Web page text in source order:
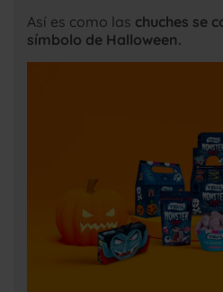
Así es como las chuches se
símbolo de Halloween.